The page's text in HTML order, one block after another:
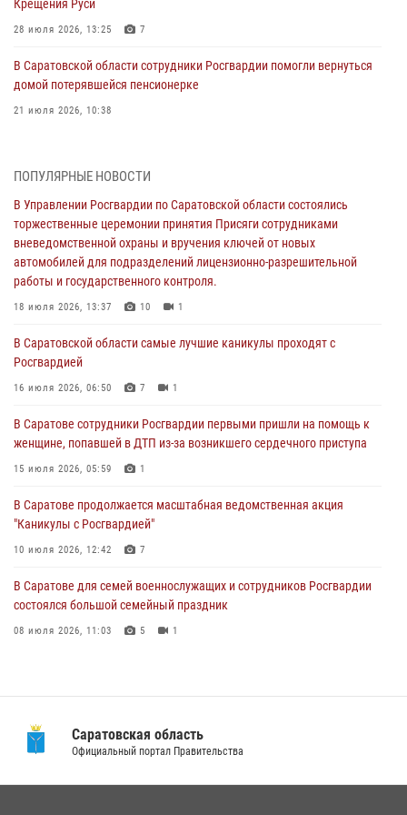
Крещения Руси
28 июля 2026, 13:25 7
В Саратовской области сотрудники Росгвардии помогли вернуться
домой потерявшейся пенсионерке
21 июля 2026, 10:38
вневедомственной охраны и вручения ключей от новых
автомобилей для подразделений лицензионно-разрешительной
работы и государственного контроля.
18 июля 2026, 13:37 10 1
В Саратовской области самые лучшие каникулы проходят с
Росгвардией
В Саратове сотрудники Росгвардии первыми пришли на помощь к
женщине, попавшей в ДТП из-за возникшего сердечного приступа
В Саратове продолжается масштабная ведомственная акция
"Каникулы с Росгвардией"
В Саратовской области при содействии спецназа Росгвардии
задержан подозреваемый в незаконном обороте наркотиков
ПОПУЛЯРНЫЕ НОВОСТИ
В Управлении Росгвардии по Саратовской области состоялись
торжественные церемонии принятия Присяги сотрудниками
вневедомственной охраны и вручения ключей от новых
автомобилей для подразделений лицензионно-разрешительной
работы и государственного контроля.
18 июля 2026, 13:37 10 1
В Саратовской области самые лучшие каникулы проходят с
Росгвардией
16 июля 2026, 06:50 7 1
В Саратове сотрудники Росгвардии первыми пришли на помощь к
женщине, попавшей в ДТП из-за возникшего сердечного приступа
15 июля 2026, 05:59 1
В Саратове продолжается масштабная ведомственная акция
"Каникулы с Росгвардией"
10 июля 2026, 12:42 7
В Саратове для семей военнослужащих и сотрудников Росгвардии
состоялся большой семейный праздник
08 июля 2026, 11:03 5 1
В Саратовской области при содействии спецназа Росгвардии
Саратовская область
Официальный портал Правительства